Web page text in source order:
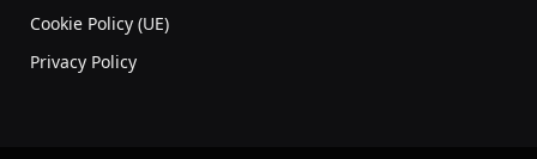
Cookie Policy (UE)
Privacy Policy